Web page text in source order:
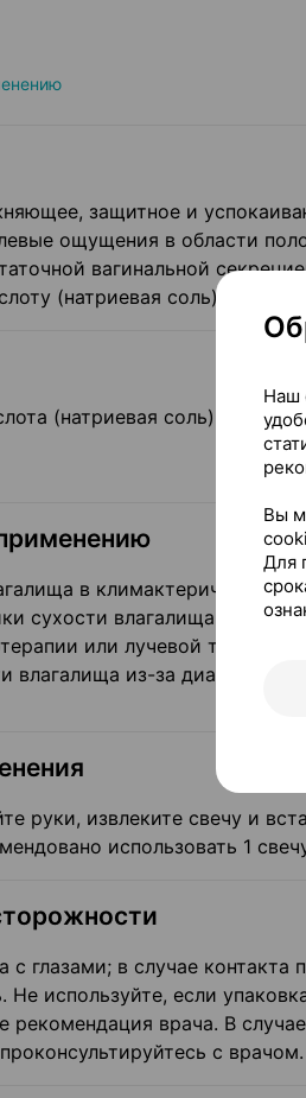
защитное и
ощущения в области
вагинальной
(натриевая соль).
(натриевая соль),
в климактерическом
сухости влагалища в
или лучевой терапии;
влагалища из-за диабета и /
руки, извлеките свечу и
использовать 1
с глазами; в случае
Не используйте, если
рекомендация врача. В
с
Наш
Вы
Для